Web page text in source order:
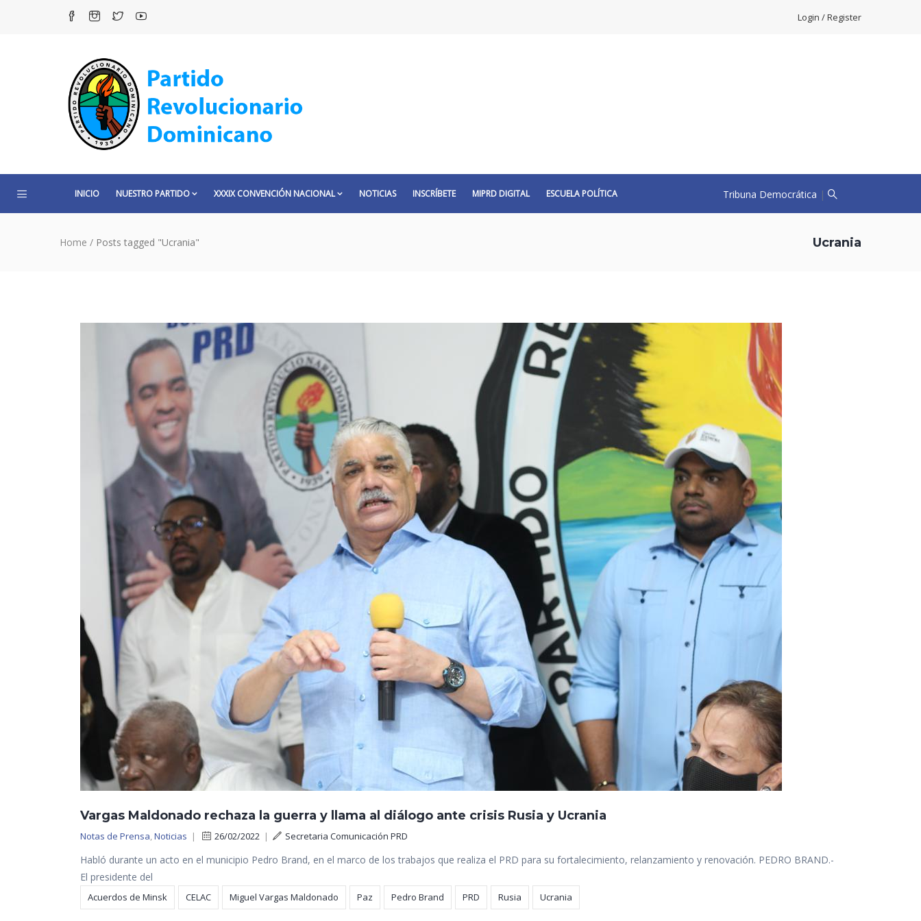
Login / Register
INICIO NUESTRO PARTIDO XXXIX CONVENCIÓN NACIONAL NOTICIAS INSCRÍBETE MIPRD DIGITAL ESCUELA POLÍTICA Tribuna Democrática |
Ucrania
Home / Posts tagged "Ucrania"
Vargas Maldonado rechaza la guerra y llama al diálogo ante crisis Rusia y Ucrania
Notas de Prensa,Noticias | 26/02/2022 | Secretaria Comunicación PRD
Habló durante un acto en el municipio Pedro Brand, en el marco de los trabajos que realiza el PRD para su fortalecimiento, relanzamiento y renovación. PEDRO BRAND.-
El presidente del
Acuerdos de Minsk CELAC Miguel Vargas Maldonado Paz Pedro Brand PRD Rusia Ucrania